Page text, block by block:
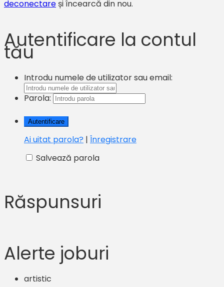
deconectare și încearcă din nou.
Autentificare la contul
tău
Introdu numele de utilizator sau email:
Parola:
Ai uitat parola? | Înregistrare
Salvează parola
Răspunsuri
Alerte joburi
artistic